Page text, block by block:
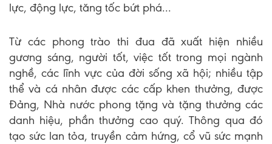
lực, động lực, tăng tốc bứt phá...
Từ các phong trào thi đua đã xuất hiện nhiều
gương sáng, người tốt, việc tốt trong mọi ngành
nghề, các lĩnh vực của đời sống xã hội; nhiều tập
thể và cá nhân được các cấp khen thưởng, được
Đảng, Nhà nước phong tặng và tặng thưởng các
danh hiệu, phần thưởng cao quý. Thông qua đó
tạo sức lan tỏa, truyền cảm hứng, cổ vũ sức mạnh